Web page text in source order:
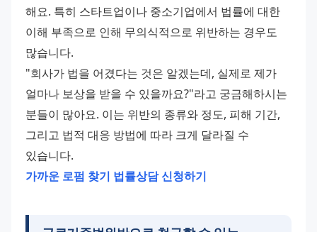
해요. 특히 스타트업이나 중소기업에서 법률에 대한
이해 부족으로 인해 무의식적으로 위반하는 경우도
많습니다.
"회사가 법을 어겼다는 것은 알겠는데, 실제로 제가
얼마나 보상을 받을 수 있을까요?"라고 궁금해하시는
분들이 많아요. 이는 위반의 종류와 정도, 피해 기간,
그리고 법적 대응 방법에 따라 크게 달라질 수
있습니다.
가까운 로펌 찾기 법률상담 신청하기